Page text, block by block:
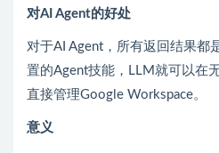
对AI Agent的好处
对于AI Agent，所有返回结果都
置的Agent技能，LLM就可以在
直接管理Google Workspace。
意义